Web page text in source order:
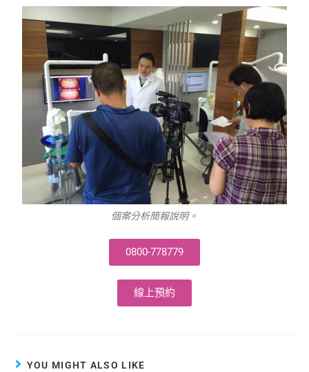
個案分析簡報說明。
0800-778779
線上預約
YOU MIGHT ALSO LIKE